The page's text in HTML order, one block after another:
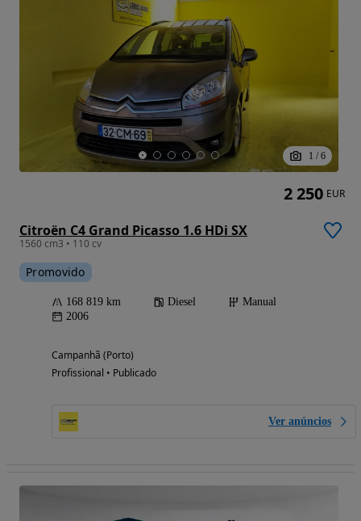
1 / 6
Citroën C4 Grand Picasso 1.6 HDi SX
1560 cm3 • 110 cv
Promovido
168 819 km Diesel
Manual
2006
Campanhã (Porto)
Profissional • Publicado
Ver anúncios
2 250 EUR